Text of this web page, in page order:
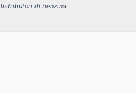
di benzina.